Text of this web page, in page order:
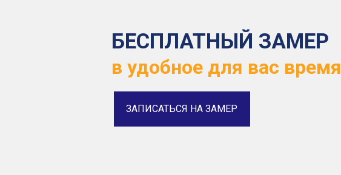
БЕСПЛАТНЫЙ ЗАМЕР
в удобное для вас время
ЗАПИСАТЬСЯ НА ЗАМЕР